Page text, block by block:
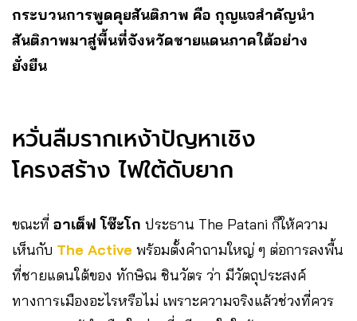
กระบวนการพูดคุยสันติภาพ คือ กุญแจสำคัญนำ
สันติภาพมาสู่พื้นที่จังหวัดชายแดนภาคใต้อย่าง
ยั่งยืน
หวั่นลืมรากเหง้าปัญหาเชิง
โครงสร้าง ไฟใต้ดับยาก
ขณะที่ อาเต็ฟ โซ๊ะโก ประธาน The Patani ก็ให้ความ
เห็นกับ The Active พร้อมตั้งคำถามใหญ่ ๆ ต่อการลงพื้น
ที่ชายแดนใต้ของ ทักษิณ ชินวัตร ว่า มีวัตถุประสงค์
ทางการเมืองอะไรหรือไม่ เพราะความจริงแล้วช่วงที่ควร